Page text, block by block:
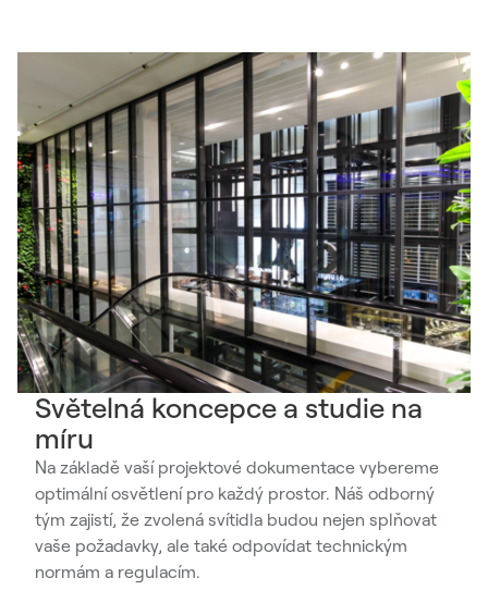
Světelná koncepce a studie na
míru
Na základě vaší projektové dokumentace vybereme
optimální osvětlení pro každý prostor. Náš odborný
tým zajistí, že zvolená svítidla budou nejen splňovat
vaše požadavky, ale také odpovídat technickým
normám a regulacím.